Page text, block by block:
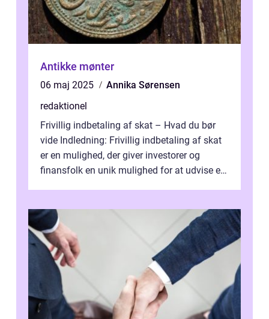
Antikke mønter
06 maj 2025
Annika Sørensen
redaktionel
Frivillig indbetaling af skat – Hvad du bør
vide Indledning: Frivillig indbetaling af skat
er en mulighed, der giver investorer og
finansfolk en unik mulighed for at udvise et